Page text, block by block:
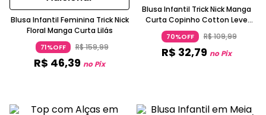
Blusa Infantil Feminina Trick Nick
Floral Manga Curta Lilás
71%OFF R$159,99
R$ 46,39 no Pix
Blusa Infantil Trick Nick Manga
Curta Copinho Cotton Leve
Bege
70%OFF R$109,99
R$ 32,79 no Pix